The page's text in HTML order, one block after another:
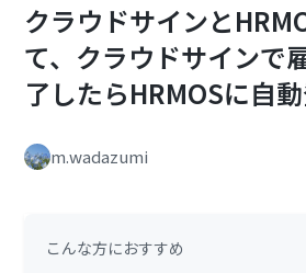
クラウドサインと
て、クラウドサインで
了したらHRMOSに自
m.wadazumi
こんな方におすすめ